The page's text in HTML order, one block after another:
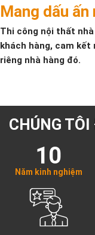
Mang dấu
Thi công nội thất
khách hàng, cam kết
riêng nhà hàng đó.
CHÚNG
10
Năm kinh nghiệm